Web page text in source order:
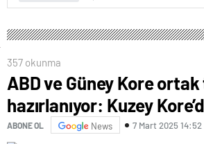
357 okunma
ABD ve Güney Kore
hazırlanıyor: Kuzey
ABONE OL News 7 Mart 2025 14:52